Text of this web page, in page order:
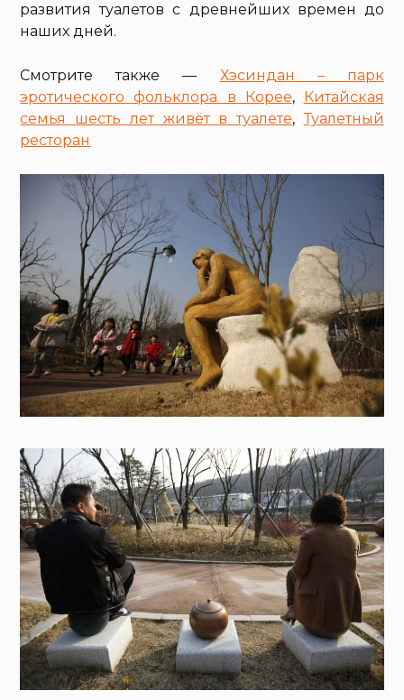
развития туалетов с древнейших времен до
наших дней.
Смотрите также — Хэсиндан – парк
эротического фольклора в Корее, Китайская
семья шесть лет живёт в туалете,Туалетный
ресторан